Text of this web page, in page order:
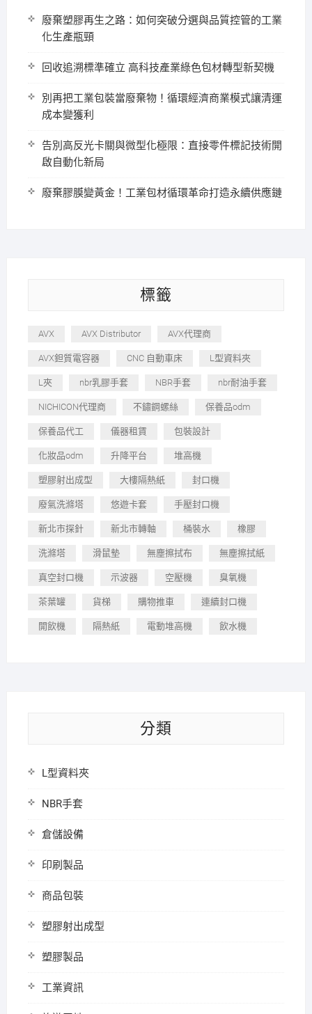
廢棄塑膠再生之路：如何突破分選與品質控管的工業
化生產瓶頸
回收追溯標準確立 高科技產業綠色包材轉型新契機
別再把工業包裝當廢棄物！循環經濟商業模式讓清運
成本變獲利
告別高反光卡關與微型化極限：直接零件標記技術開
啟自動化新局
廢棄膠膜變黃金！工業包材循環革命打造永續供應鏈
標籤
AVX AVX Distributor AVX代理商
AVX鉭質電容器 CNC 自動車床 L型資料夾
L夾 nbr乳膠手套 NBR手套 nbr耐油手套
NICHICON代理商 不鏽鋼螺絲 保養品odm
保養品代工 儀器租賃 包裝設計
化妝品odm 升降平台 堆高機
塑膠射出成型 大樓隔熱紙 封口機
廢氣洗滌塔 悠遊卡套 手壓封口機
新北市探針 新北市轉軸 桶裝水 橡膠
洗滌塔 滑鼠墊 無塵擦拭布 無塵擦拭紙
真空封口機 示波器 空壓機 臭氧機
茶葉罐 貨梯 購物推車 連續封口機
開飲機 隔熱紙 電動堆高機 飲水機
分類
L型資料夾
NBR手套
倉儲設備
印刷製品
商品包裝
塑膠射出成型
塑膠製品
工業資訊